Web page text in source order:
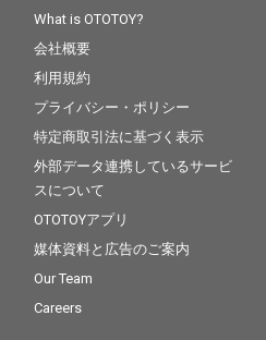
What is OTOTOY?
会社概要
利用規約
プライバシー・ポリシー
特定商取引法に基づく表示
外部データ連携しているサービ
スについて
OTOTOYアプリ
媒体資料と広告のご案内
Our Team
Careers